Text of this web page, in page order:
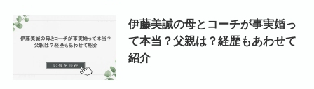
伊藤美誠の母とコーチが事実婚っ
て本当？父親は？経歴もあわせて
紹介